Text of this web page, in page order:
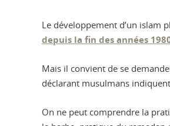
Le développement d’un islam
depuis la fin des années
Mais il convient de se
déclarant musulmans
On ne peut comprendre la